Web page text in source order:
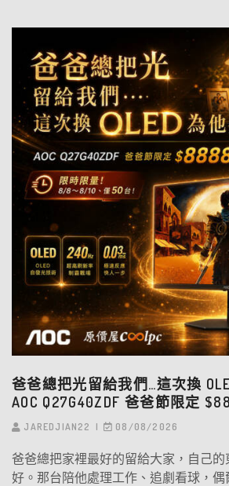
爸爸總把光留給我們…這次換
AOC Q27G40ZDF 爸爸節限定
JAREDJIAN22 08/08/2026
爸爸總把家裡最好的留給大家，自己
好。那台陪他處理工作、追劇看球，